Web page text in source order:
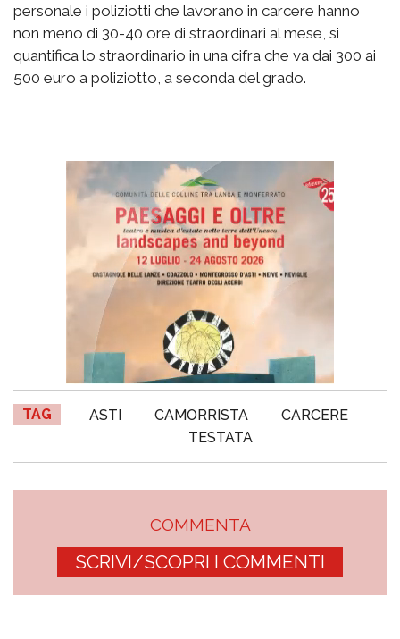
personale i poliziotti che lavorano in carcere hanno
non meno di 30-40 ore di straordinari al mese, si
quantifica lo straordinario in una cifra che va dai 300 ai
500 euro a poliziotto, a seconda del grado.
TAG ASTI CAMORRISTA
CARCERE
TESTATA
COMMENTA
SCRIVI/SCOPRI I COMMENTI